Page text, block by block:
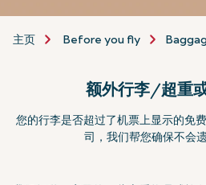
主页 Before you fly
额外行李/超重
您的行李是否超过了机票上显示的免
司，我们帮您确保不会